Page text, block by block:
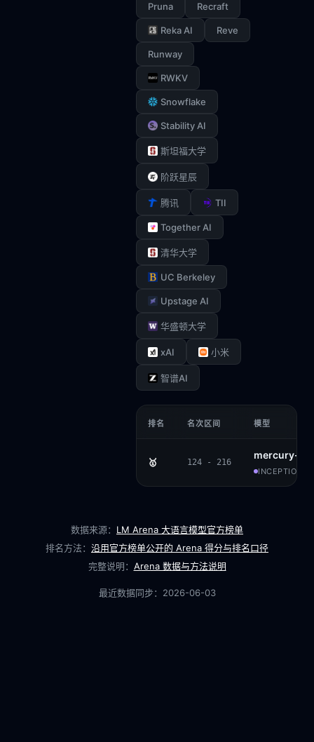
Pruna Recraft
Reka AI Reve
Runway
RWKV
Snowflake
Stability AI
斯坦福大学
阶跃星辰
腾讯 TII
Together AI
清华大学
UC Berkeley
Upstage AI
华盛顿大学
xAI 小米
智谱AI
排名 名次区间 模型
🥇 124 - 216
mercury-2
INCEPTION AI
数据来源： LM Arena 大语言模型官方榜单
排名方法： 沿用官方榜单公开的 Arena 得分与排名口径
完整说明： Arena 数据与方法说明
最近数据同步： 2026-06-03